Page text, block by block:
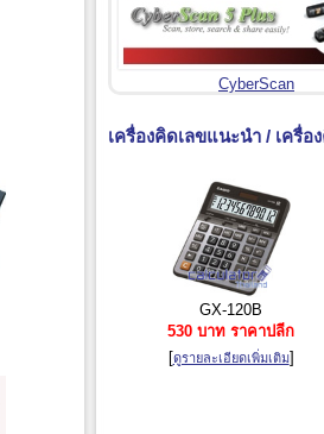
CyberScan
เครื่องคิดเลขแนะนำ / เครื่อ
GX-120B
530 บาท ราคาปลีก
[ดูรายละเอียดเพิ่มเติม]